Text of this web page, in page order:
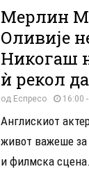
Мерлин
Оливије
Никогаш
ѝ рекол
од Еспресо 16:00
Англискиот
живот важеше за
и филмска